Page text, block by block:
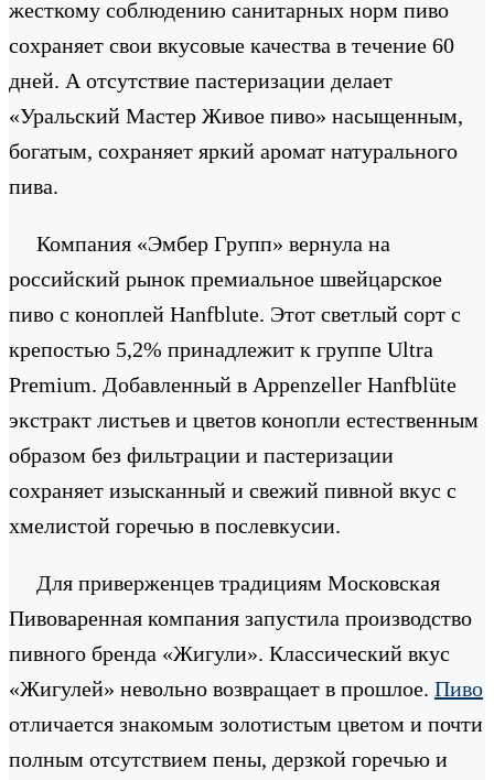
жесткому соблюдению санитарных норм пиво
сохраняет свои вкусовые качества в течение 60
дней. А отсутствие пастеризации делает
«Уральский Мастер Живое пиво» насыщенным,
богатым, сохраняет яркий аромат натурального
пива.
Компания «Эмбер Групп» вернула на
российский рынок премиальное швейцарское
пиво с коноплей Hanfblute. Этот светлый сорт с
крепостью 5,2% принадлежит к группе Ultra
Premium. Добавленный в Appenzeller Hanfblüte
экстракт листьев и цветов конопли естественным
образом без фильтрации и пастеризации
сохраняет изысканный и свежий пивной вкус с
хмелистой горечью в послевкусии.
Для приверженцев традициям Московская
Пивоваренная компания запустила производство
пивного бренда «Жигули». Классический вкус
«Жигулей» невольно возвращает в прошлое. Пиво
отличается знакомым золотистым цветом и почти
полным отсутствием пены, дерзкой горечью и